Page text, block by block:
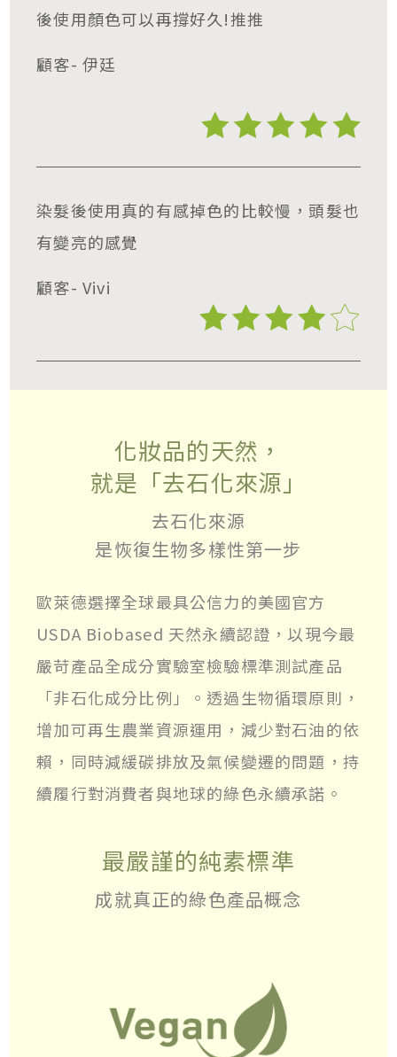
後使用顏色可以再撐好久!推推
顧客- 伊廷
染髮後使用真的有感掉色的比較慢，頭髮也
有變亮的感覺
顧客- Vivi
化妝品的天然，
就是「去石化來源」
去石化來源
是恢復生物多樣性第一步
歐萊德選擇全球最具公信力的美國官方
USDA Biobased 天然永續認證，以現今最
嚴苛產品全成分實驗室檢驗標準測試產品
「非石化成分比例」。透過生物循環原則，
增加可再生農業資源運用，減少對石油的依
賴，同時減緩碳排放及氣候變遷的問題，持
續履行對消費者與地球的綠色永續承諾。
最嚴謹的純素標準
成就真正的綠色產品概念